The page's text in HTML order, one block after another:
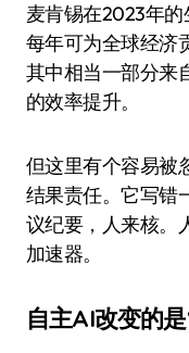
麦肯锡在2023年
每年可为全球经济
其中相当一部分来
的效率提升。
但这里有个容易被
结果责任。它写错
议纪要，人来核。
加速器。
自主AI改变的